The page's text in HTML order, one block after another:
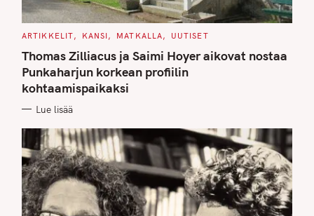
C
T
E
G
O
R
I
S
ARTIKKELIT KANSI MATKALLA UUTISET
Thomas Zilliacus ja Saimi Hoyer aikovat nostaa
Punkaharjun korkean profiilin
kohtaamispaikaksi
Lue lisää